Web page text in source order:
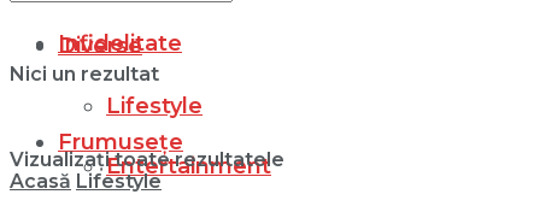
Diverse
Lifestyle
Entertainment
Infidelitate
Frumusețe
Nici un rezultat
Vizualizați toate rezultatele
Acasă Lifestyle